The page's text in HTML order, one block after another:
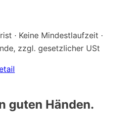
· Keine Mindestlaufzeit ·
zzgl. gesetzlicher USt
guten Händen.